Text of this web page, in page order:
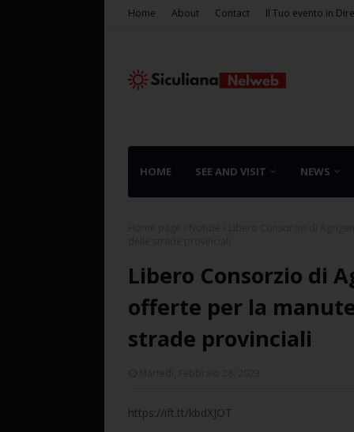
Home About Contact Il Tuo evento in
HOME SEE AND VISIT NEWS
Libero Consorzio di
offerte per la
strade provinciali
https://ift.tt/kbdXJOT